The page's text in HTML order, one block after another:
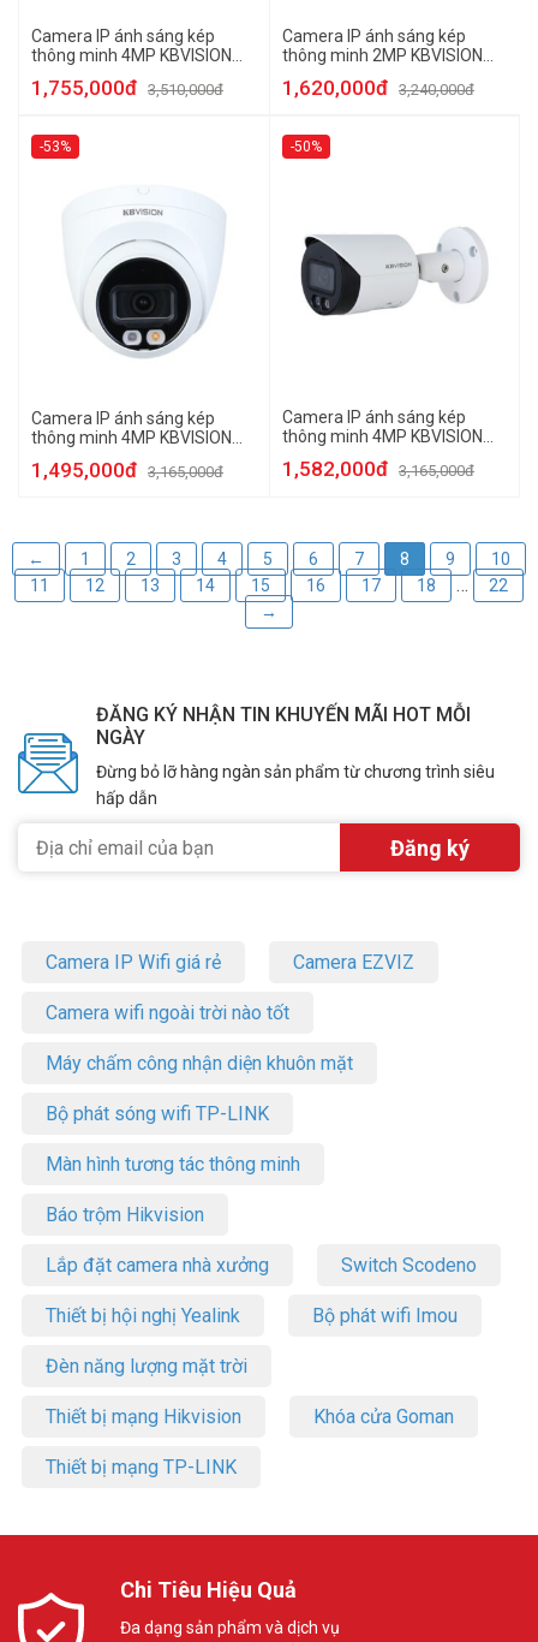
Camera IP ánh sáng kép
thông minh 4MP KBVISION
1,755,000đ 3,510,000đ
Camera IP ánh sáng kép
thông minh 2MP KBVISION
1,620,000đ 3,240,000đ
-53%
Camera IP ánh sáng kép
thông minh 4MP KBVISION
1,495,000đ 3,165,000đ
-50%
Camera IP ánh sáng kép
thông minh 4MP KBVISION
1,582,000đ 3,165,000đ
← 1 2 3 4 5 6 7 8 9
10
11
12 13 14 15 16 17 18 …
22
→
ĐĂNG KÝ NHẬN TIN KHUYẾN MÃI HOT MỖI
NGÀY
Đừng bỏ lỡ hàng ngàn sản phẩm từ chương trình siêu
hấp dẫn
Camera IP Wifi giá rẻ Camera EZVIZ
Camera wifi ngoài trời nào tốt
Máy chấm công nhận diện khuôn mặt
Bộ phát sóng wifi TP-LINK
Màn hình tương tác thông minh
Báo trộm Hikvision
Lắp đặt camera nhà xưởng Switch Scodeno
Thiết bị hội nghị Yealink Bộ phát wifi Imou
Đèn năng lượng mặt trời
Thiết bị mạng Hikvision Khóa cửa Goman
Thiết bị mạng TP-LINK
Chi Tiêu Hiệu Quả
Đa dạng sản phẩm và dịch vụ